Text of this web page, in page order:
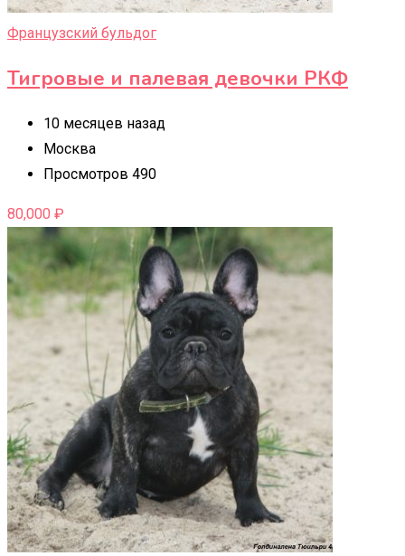
Французский бульдог
Тигровые и палевая девочки РКФ
10 месяцев назад
Москва
Просмотров 490
80,000 ₽